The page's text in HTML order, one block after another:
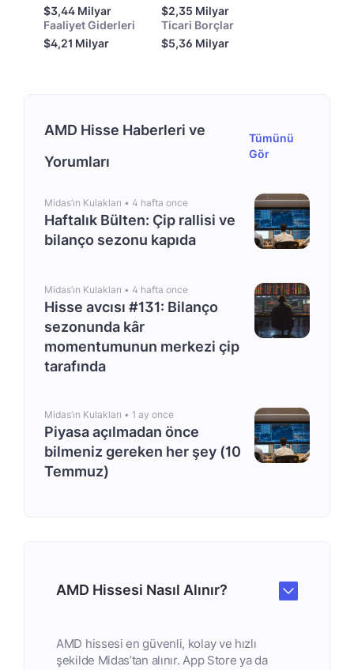
$3,44 Milyar
$2,35 Milyar
Faaliyet Giderleri
$4,21 Milyar
Ticari Borçlar
$5,36 Milyar
AMD Hisse Haberleri ve
Yorumları
Tümünü
Gör
Midas’ın Kulakları • 4 hafta once
Haftalık Bülten: Çip rallisi ve
bilanço sezonu kapıda
Midas’ın Kulakları • 4 hafta once
Hisse avcısı #131: Bilanço
sezonunda kâr
momentumunun merkezi çip
tarafında
Midas’ın Kulakları • 1 ay once
Piyasa açılmadan önce
bilmeniz gereken her şey (10
Temmuz)
AMD Hissesi Nasıl Alınır?
AMD hissesi en güvenli, kolay ve hızlı
şekilde Midas’tan alınır. App Store ya da